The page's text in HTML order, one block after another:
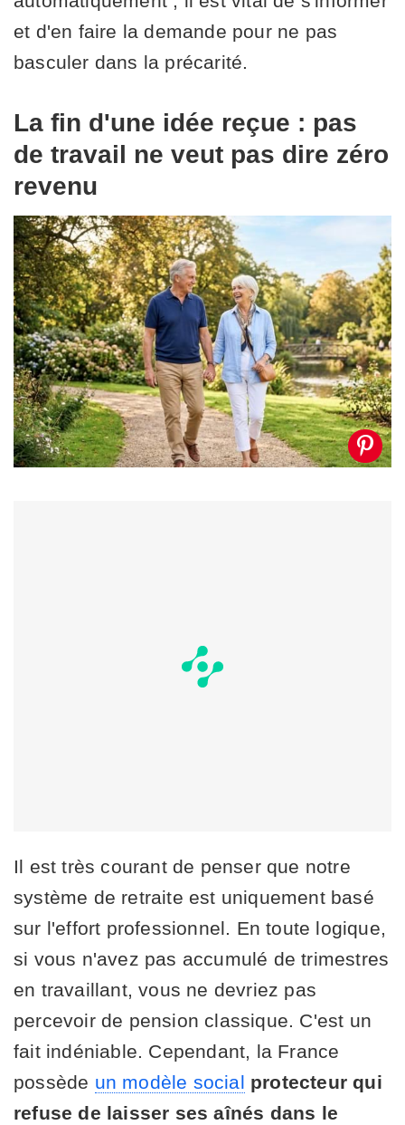
et d'en faire la demande pour ne pas
basculer dans la précarité.
La fin d'une idée reçue : pas
de travail ne veut pas dire zéro
revenu
Il est très courant de penser que notre
système de retraite est uniquement basé
sur l'effort professionnel. En toute logique,
si vous n'avez pas accumulé de trimestres
en travaillant, vous ne devriez pas
percevoir de pension classique. C'est un
fait indéniable. Cependant, la France
possède un modèle social protecteur qui
refuse de laisser ses aînés dans le